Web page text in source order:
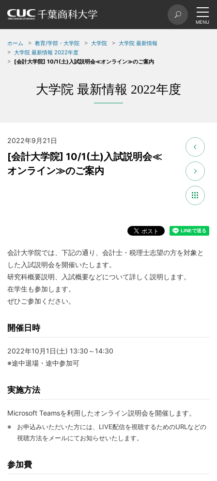
ホーム 教育/学部・大学院 大学院
大学院 最新情報
大学院 最新情報 2022年度
[会計大学院] 10/1(土)入試説明会≪オンライン≫のご案内
大学院 最新情報 2022年度
2022年9月21日
[会計大学院] 10/1(土)入試説明会≪
オンライン≫のご案内
会計大学院では、下記の通り、会計士・税理士志望の方を対象と
した入試説明会を開催いたします。
研究科概要説明、入試概要などについて詳しく説明します。
在学生も参加します。
ぜひご参加ください。
開催日時
2022年10月1日(土) 13:30～14:30
※途中退場・途中参加可
実施方法
Microsoft Teamsを利用したオンライン説明会を開催します。
※
お申込みいただいた方には、LIVE配信を視聴するためのURLなどの
視聴方法をメールにてお知らせいたします。
参加費